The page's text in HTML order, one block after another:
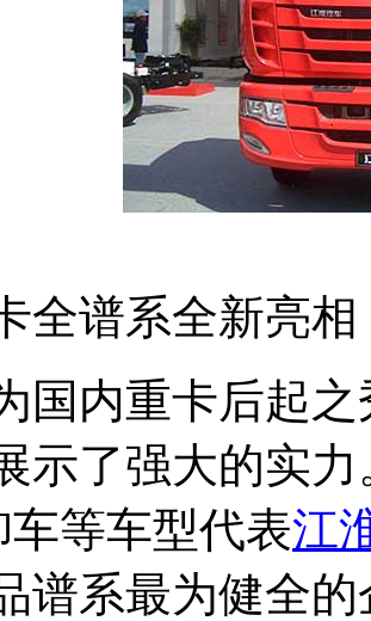
谱系全新亮相
内重卡后起之
示了强大的实
车等车型代表江
谱系最为健全